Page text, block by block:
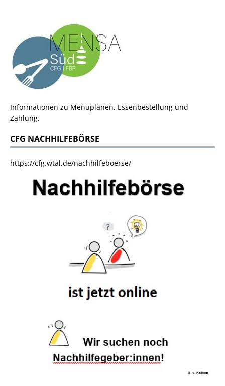
Informationen zu Menüplänen, Essenbestellung und
Zahlung.
CFG NACHHILFEBÖRSE
https://cfg.wtal.de/nachhilfeboerse/